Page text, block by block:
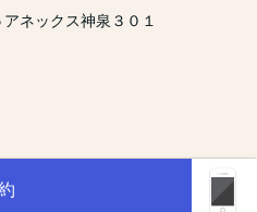
ネックス神泉３０１